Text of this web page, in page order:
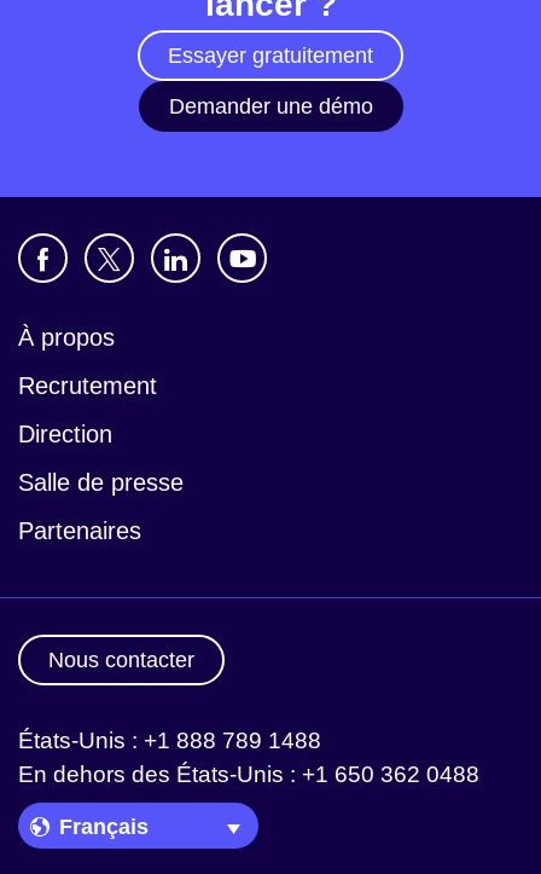
Essayer gratuitement
Demander une démo
À propos
Recrutement
Direction
Salle de presse
Partenaires
Nous contacter
États-Unis : +1 888 789 1488
En dehors des États-Unis : +1 650 362 0488
Language Picker